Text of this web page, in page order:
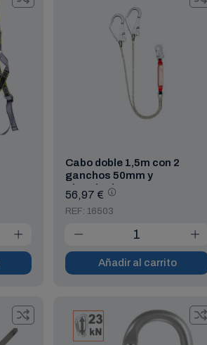
Cabo doble 1,5m con 2
ganchos 50mm y
absorbedor
56,97 €
REF: 16503
Añadir al carrito